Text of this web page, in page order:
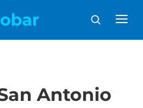
Antonio